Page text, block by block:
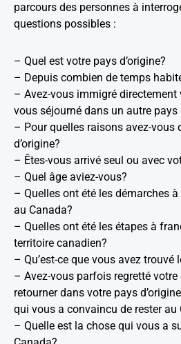
parcours des personnes à
questions possibles :
– Quel est votre pays d’origine?
– Depuis combien de temps
– Avez-vous immigré directement
vous séjourné dans un autre pays
– Pour quelles raisons avez-vous
d’origine?
– Êtes-vous arrivé seul ou avec
– Quel âge aviez-vous?
– Quelles ont été les démarches
au Canada?
– Quelles ont été les étapes à
territoire canadien?
– Qu’est-ce que vous avez
– Avez-vous parfois regretté
retourner dans votre pays
qui vous a convaincu de rester au
– Quelle est la chose qui vous a